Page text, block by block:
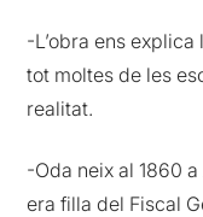
-L’obra ens
tot moltes de les
realitat.
-Oda neix al 1860
era filla del Fiscal